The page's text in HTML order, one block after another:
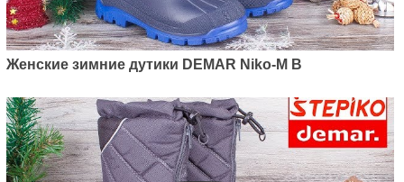
Женские зимние дутики DEMAR Niko-M B